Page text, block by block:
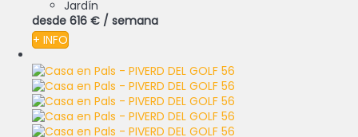
Jardín
desde 616 € / semana
+ INFO